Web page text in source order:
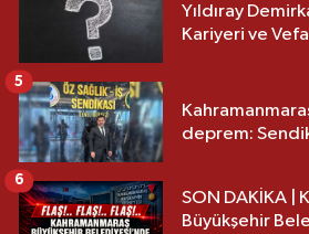
Yıldıray
Kariyeri ve
deprem:
5
SON DAKİKA |
Büyükşehir
6